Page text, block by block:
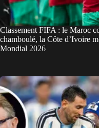
Classement FIFA : le Maroc
chamboulé, la Côte d’Ivoire
Mondial 2026